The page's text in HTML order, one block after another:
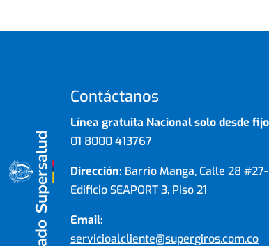
Contáctanos
Línea gratuita Nacional solo desde
01 8000 413767
Dirección: Barrio Manga, Calle 28
Edificio SEAPORT 3, Piso 21
Email:
servicioalcliente@supergiros.com.co